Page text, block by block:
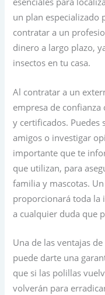
un plan especializado
contratar a un
dinero a largo plazo,
insectos en tu casa.
Al contratar a un
empresa de
y certificados. Puedes
amigos o investigar
importante que te
que utilizan, para
familia y mascotas.
proporcionará toda la
a cualquier duda que
Una de las ventajas
puede darte una
que si las polillas
volverán para